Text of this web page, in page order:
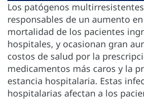
Los patógenos
responsables de un aumento
mortalidad de los pacientes
hospitales, y ocasionan gran
costos de salud por la
medicamentos más caros y la
estancia hospitalaria. Estas
hospitalarias afectan a los